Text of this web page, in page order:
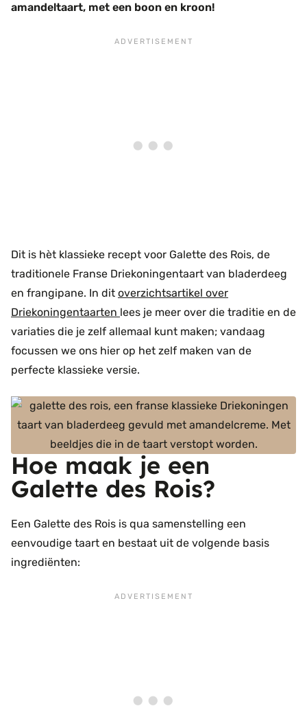
amandeltaart, met een boon en kroon!
Dit is hèt klassieke recept voor Galette des Rois, de
traditionele Franse Driekoningentaart van bladerdeeg
en frangipane. In dit overzichtsartikel over
Driekoningentaarten lees je meer over die traditie en de
variaties die je zelf allemaal kunt maken; vandaag
focussen we ons hier op het zelf maken van de
perfecte klassieke versie.
Hoe maak je een
Galette des Rois?
Een Galette des Rois is qua samenstelling een
eenvoudige taart en bestaat uit de volgende basis
ingrediënten: